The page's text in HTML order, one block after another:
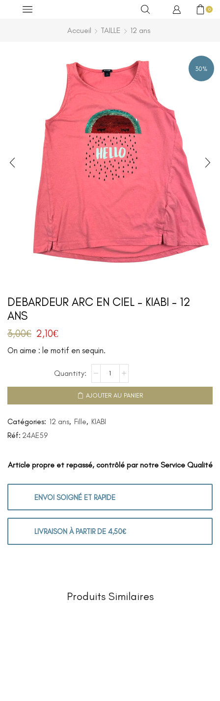
0
Accueil TAILLE 12 ans
30%
DEBARDEUR ARC EN CIEL – KIABI – 12
ANS
3,00€ 2,10€
On aime : le motif en sequin.
AJOUTER AU PANIER
Catégories: 12 ans, Fille, KIABI
Réf: 24AE59
Article propre et repassé, contrôlé par notre Service Qualité
ENVOI SOIGNÉ ET RAPIDE
LIVRAISON À PARTIR DE 4,50€
Produits Similaires